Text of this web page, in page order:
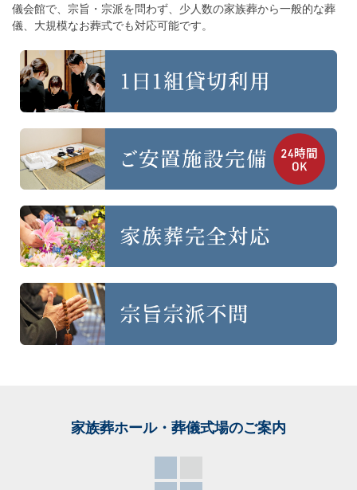
儀会館で、宗旨・宗派を問わず、 少人数の家族葬から一般的な葬
儀、大規模なお葬式でも対応可能です。
家族葬ホール・葬儀式場のご案内